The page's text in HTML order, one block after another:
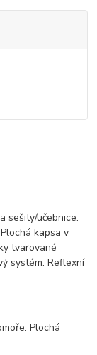
sešity/učebnice.
kapsa v
tvarované
systém. Reflexní
Plochá